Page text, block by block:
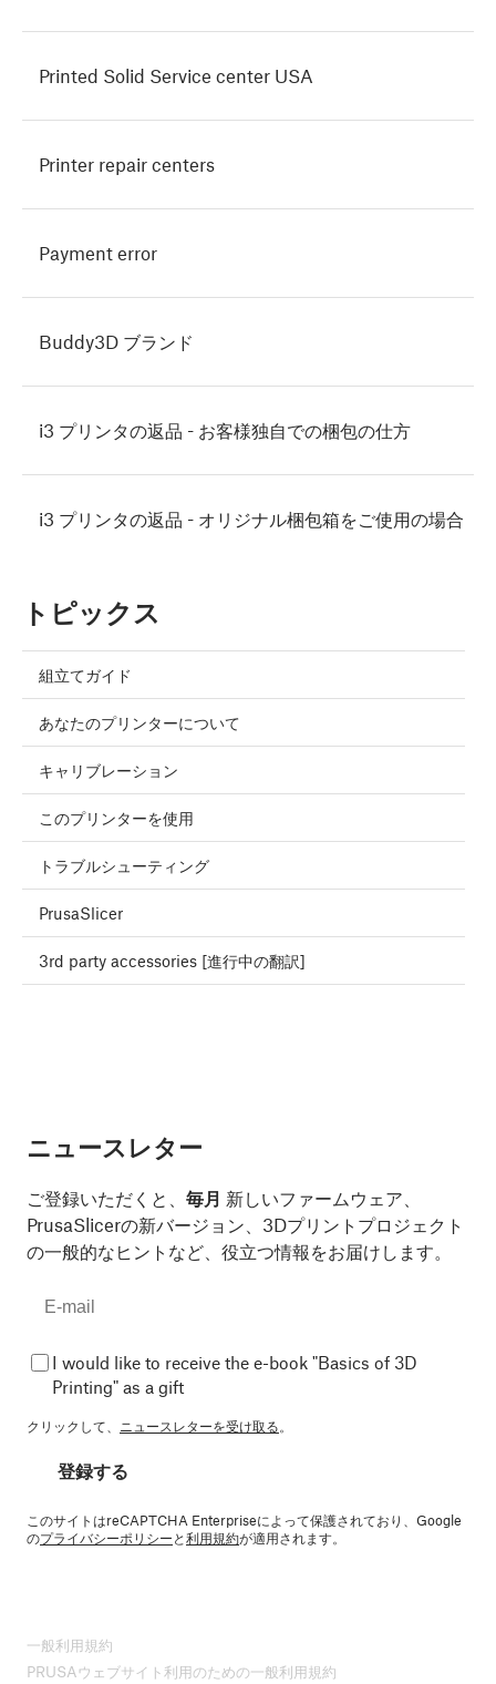
Printed Solid Service center USA
Printer repair centers
Payment error
Buddy3D ブランド
i3 プリンタの返品 - お客様独自での梱包の仕方
i3 プリンタの返品 - オリジナル梱包箱をご使用の場合
トピックス
組立てガイド
あなたのプリンターについて
キャリブレーション
このプリンターを使用
トラブルシューティング
PrusaSlicer
3rd party accessories [進行中の翻訳]
ニュースレター
ご登録いただくと、 毎月 新しいファームウェア、
PrusaSlicerの新バージョン、3Dプリントプロジェクト
の一般的なヒントなど、役立つ情報をお届けします。
I would like to receive the e-book "Basics of 3D
Printing" as a gift
クリックして、 ニュースレターを受け取る。
登録する
このサイトはreCAPTCHA Enterpriseによって保護されており、Google
のプライバシーポリシーと利用規約が適用されます。
一般利用規約
PRUSAウェブサイト利用のための一般利用規約